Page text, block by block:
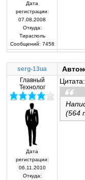
Дата
регистрации:
07.08.2008
Откуда:
Тирасполь
Сообщений: 7458
serg-13ua
Главный
Технолог
Дата
регистрации:
06.11.2010
Откуда:
Цитата:
(564